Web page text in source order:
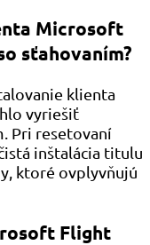
Microsoft
sťahovaním?
klienta
vyriešiť
Pri resetovaní
inštalácia titulu
ktoré ovplyvňujú
Flight